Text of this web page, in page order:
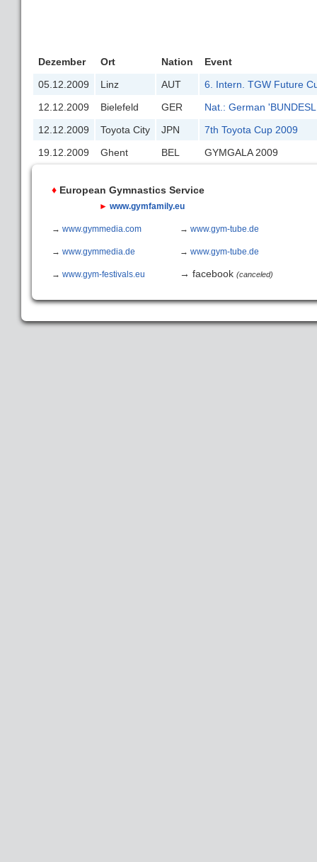
Dezember Ort Nation
Event
05.12.2009
Linz AUT
6. Intern. TGW Future
12.12.2009
Bielefeld GER
Nat.: German
12.12.2009
Toyota City JPN
7th Toyota Cup 2009
19.12.2009
Ghent BEL GYMGALA 2009
♦ European Gymnastics Service
► www.gymfamily.eu
→ www.gymmedia.com → www.gym-tube.de
→ www.gymmedia.de → www.gym-tube.de
→ www.gym-festivals.eu → facebook (canceled)